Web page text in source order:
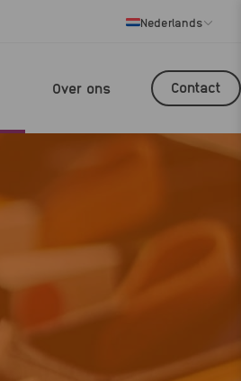
Nederlands
Over ons Contact